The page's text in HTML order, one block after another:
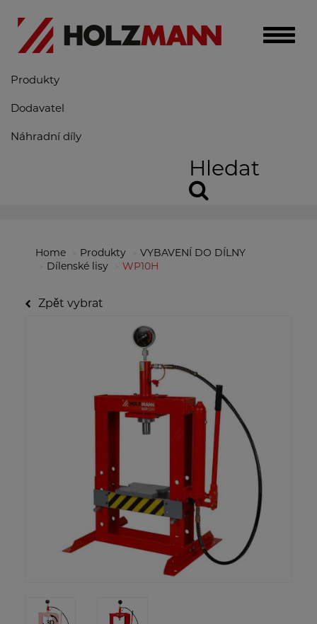
Toggle
Produkty
Dodavatel
Náhradní díly
Hledat
Home Produkty
VYBAVENÍ DO DÍLNY
Dílenské lisy
WP10H
Zpět vybrat